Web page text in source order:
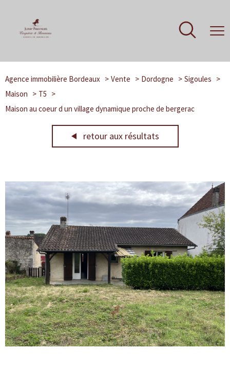
Agence immobilière Bordeaux Vente Dordogne
Sigoules
Maison
T5
Maison au coeur d un village dynamique proche de bergerac
retour aux résultats